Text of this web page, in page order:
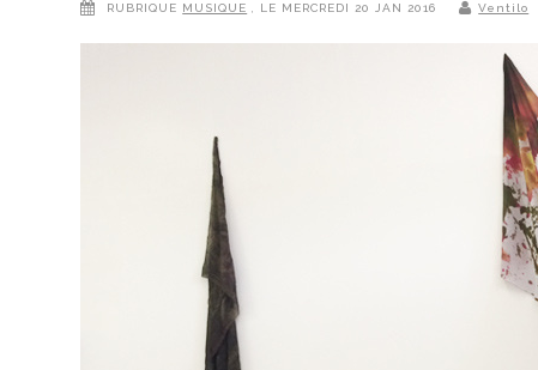
RUBRIQUE MUSIQUE , LE MERCREDI 20 JAN 2016 Ventilo